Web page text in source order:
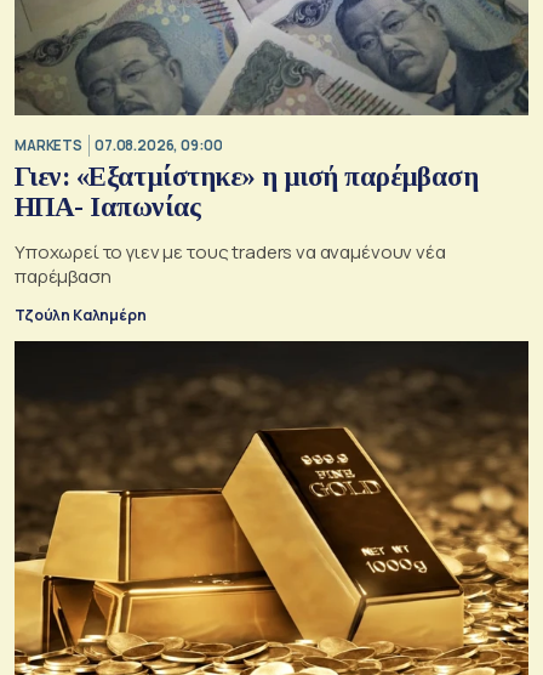
MARKETS 07.08.2026, 09:00
Γιεν: «Εξατμίστηκε» η μισή παρέμβαση
ΗΠΑ- Ιαπωνίας
Υποχωρεί το γιεν με τους traders να αναμένουν νέα
παρέμβαση
Τζούλη Καλημέρη